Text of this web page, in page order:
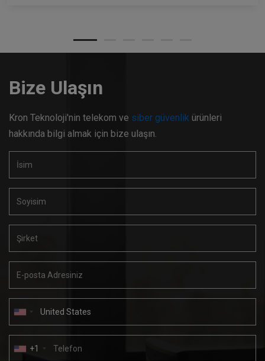
Bize Ulaşın
Kron Teknoloji'nin telekom ve siber güvenlik ürünleri
hakkında bilgi almak için bize ulaşın.
+1